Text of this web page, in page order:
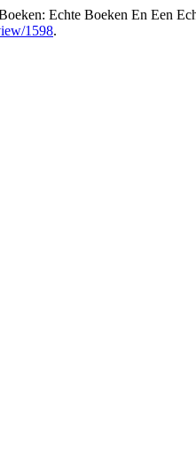
Echte Boeken En Een
1598.